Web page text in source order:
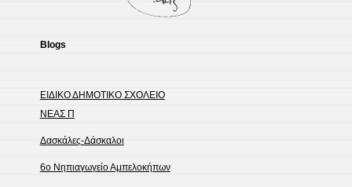
Blogs
ΕΙΔΙΚΟ ΔΗΜΟΤΙΚΟ ΣΧΟΛΕΙΟ
ΝΕΑΣ Π
Δασκάλες-Δάσκαλοι
6ο Νηπιαγωγείο Αμπελοκήπων